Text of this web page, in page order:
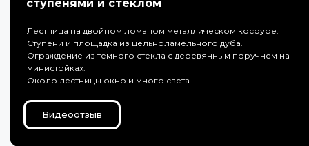
ступенями и стеклом
Лестница на двойном ломаном металлическом косоуре.
Ступени и площадка из цельноламельного дуба.
Ограждение из темного стекла с деревянным поручнем на
министойках.
Около лестницы окно и много света
Видеоотзыв